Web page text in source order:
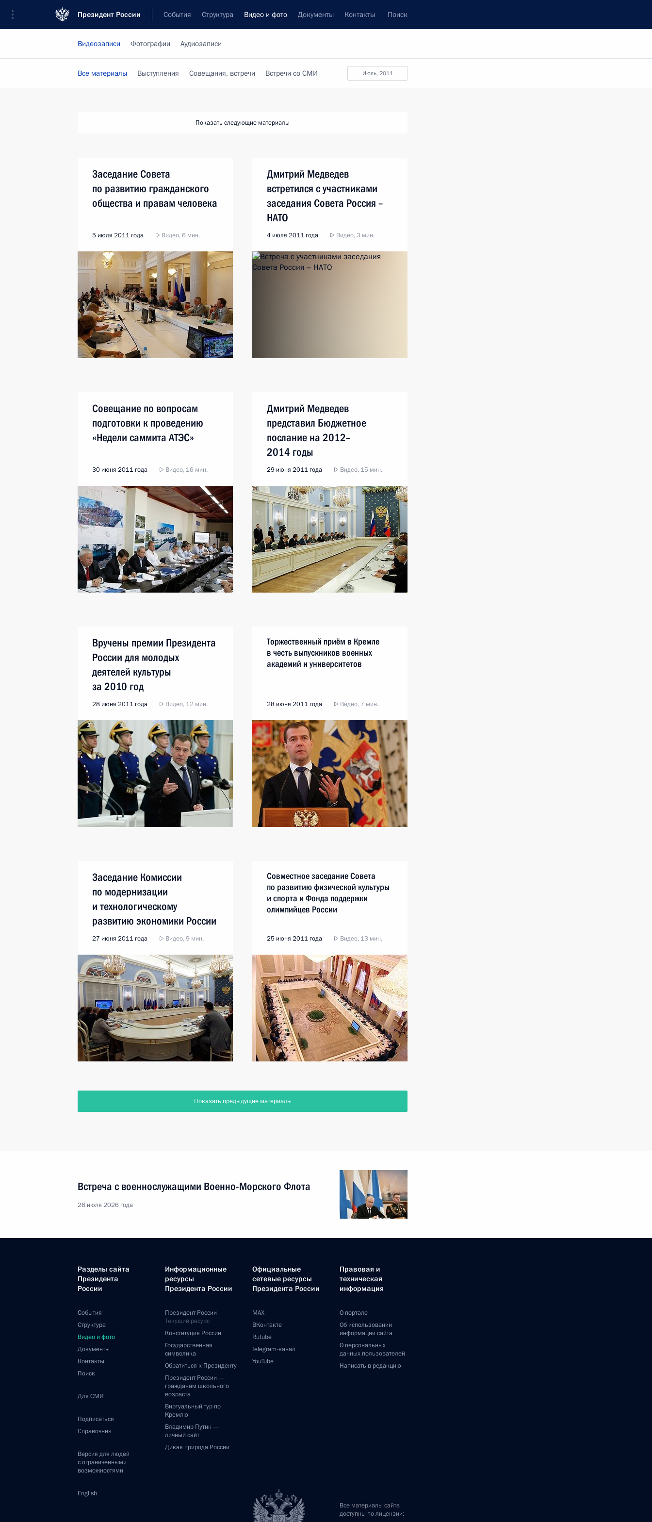
Президент России События Структура Видео и фото Документы Контакты Поиск
Видеозаписи Фотографии Аудиозаписи
июль, 2011
Все материалы Выступления Совещания, встречи Встречи со СМИ
Показать следующие материалы
Заседание Совета
по развитию гражданского
общества и правам человека
5 июля 2011 года Видео, 6 мин.
Дмитрий Медведев
встретился с участниками
заседания Совета Россия –
НАТО
4 июля 2011 года Видео, 3 мин.
Совещание по вопросам
подготовки к проведению
«Недели саммита АТЭС»
30 июня 2011 года Видео, 16 мин.
Дмитрий Медведев
представил Бюджетное
послание на 2012–
2014 годы
29 июня 2011 года Видео, 15 мин.
Вручены премии Президента
России для молодых
деятелей культуры
за 2010 год
28 июня 2011 года Видео, 12 мин.
Торжественный приём в Кремле
в честь выпускников военных
академий и университетов
28 июня 2011 года Видео, 7 мин.
Заседание Комиссии
по модернизации
и технологическому
развитию экономики России
27 июня 2011 года Видео, 9 мин.
Совместное заседание Совета
по развитию физической культуры
и спорта и Фонда поддержки
олимпийцев России
25 июня 2011 года Видео, 13 мин.
Показать предыдущие материалы
Встреча с военнослужащими Военно-Морского Флота
26 июля 2026 года
Разделы сайта
Президента
России
События
Структура
Видео и фото
Документы
Контакты
Поиск
Для СМИ
Подписаться
Справочник
Версия для людей
с ограниченными
возможностями
English
Информационные
ресурсы
Президента России
Президент России
Текущий ресурс
Конституция России
Государственная
символика
Обратиться к Президенту
Президент России —
гражданам школьного
возраста
Виртуальный тур по
Кремлю
Владимир Путин —
личный сайт
Дикая природа России
Официальные
сетевые ресурсы
Президента России
MAX
ВКонтакте
Rutube
Telegram-канал
YouTube
Правовая и
техническая
информация
О портале
Об использовании
информации сайта
О персональных
данных пользователей
Написать в редакцию
Все материалы сайта
доступны по лицензии: